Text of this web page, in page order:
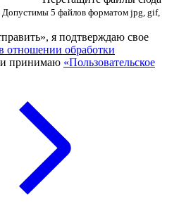
Допустимы 5 файлов форматом jpg, gif,
я подтверждаю свое
отношении обработки
и принимаю «Пользовательское